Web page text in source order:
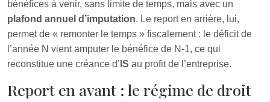
bénéfices à venir, sans limite de temps, mais avec un
plafond annuel d’imputation. Le report en arrière, lui,
permet de « remonter le temps » fiscalement : le déficit de
l’année N vient amputer le bénéfice de N‑1, ce qui
reconstitue une créance d’ IS au profit de l’entreprise.
Report en avant : le régime de droit